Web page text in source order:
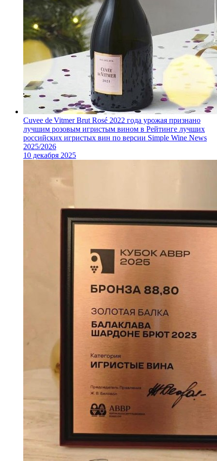
Cuvee de Vitmer Brut Rosé 2022 года урожая признано
лучшим розовым игристым вином в Рейтинге лучших
российских игристых вин по версии Simple Wine News
2025/2026
10 декабря 2025